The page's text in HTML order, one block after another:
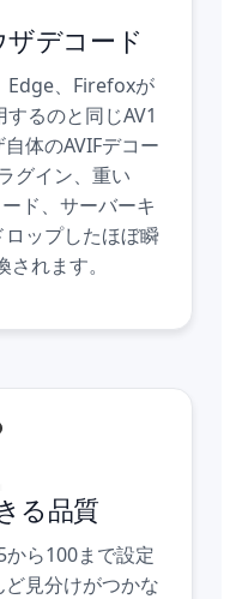
デコード
Edge、Firefoxが
るのと同じAV1
体のAVIFデコー
グイン、重い
ド、サーバーキ
ップしたほぼ瞬
れます。
る品質
から100まで設定
見分けがつかな